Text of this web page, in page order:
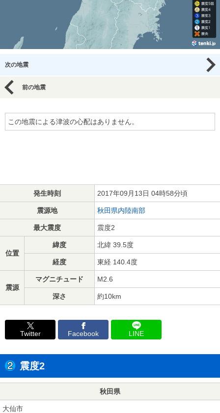
次の地震
前の地震
この地震による津波の心配はありません。
発生時刻 2017年09月13日 04時58分頃
震源地 秋田県内陸南部
最大震度 震度2
位置
緯度 北緯 39.5度
経度 東経 140.4度
震源
マグニチュード M2.6
深さ 約10km
Twitter Facebook LINE
震度2
秋田県
大仙市